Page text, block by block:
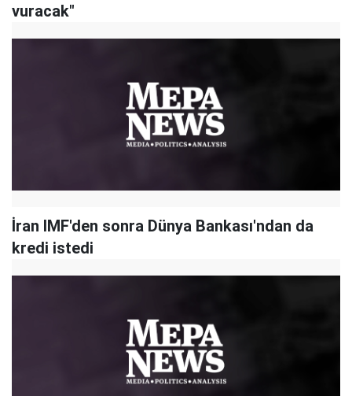
vuracak"
İran IMF'den sonra Dünya Bankası'ndan da
kredi istedi